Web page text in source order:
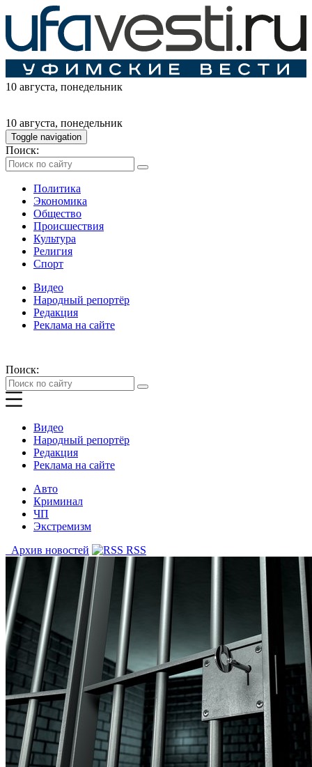
10 августа, понедельник
10 августа, понедельник
Toggle navigation
Поиск:
Политика
Экономика
Общество
Происшествия
Культура
Религия
Спорт
Видео
Народный репортёр
Редакция
Реклама на сайте
Поиск:
Видео
Народный репортёр
Редакция
Реклама на сайте
Авто
Криминал
ЧП
Экстремизм
Архив новостей
RSS